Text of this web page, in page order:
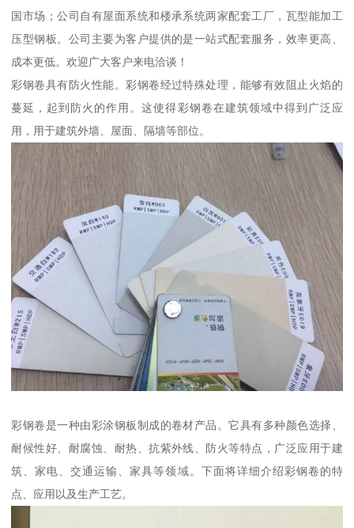
国市场；公司自有屋面系统和楼承系统两家配套工厂，瓦型能加工
压型钢板。公司主要为客户提供的是一站式配套服务，效率更高、
成本更低。欢迎广大客户来电洽谈！
彩钢卷具有防火性能。彩钢卷经过特殊处理，能够有效阻止火焰的
蔓延，起到防火的作用。这使得彩钢卷在建筑领域中得到广泛应
用，用于建筑外墙、屋面、隔墙等部位。
彩钢卷是一种由彩涂钢板制成的卷材产品。它具有多种颜色选择、
耐候性好、耐腐蚀、耐热、抗紫外线、防火等特点，广泛应用于建
筑、家电、交通运输、家具等领域。下面将详细介绍彩钢卷的特
点、应用以及生产工艺。